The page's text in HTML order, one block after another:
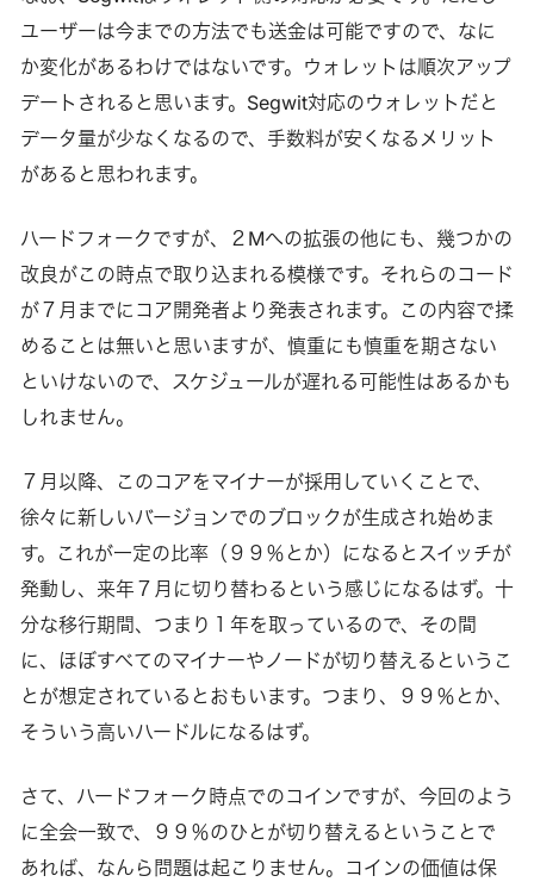
ユーザーは今までの方法でも送金は可能ですので、なに
か変化があるわけではないです。ウォレットは順次アップ
デートされると思います。Segwit対応のウォレットだと
データ量が少なくなるので、手数料が安くなるメリット
があると思われます。
ハードフォークですが、２Mへの拡張の他にも、幾つかの
改良がこの時点で取り込まれる模様です。それらのコード
が７月までにコア開発者より発表されます。この内容で揉
めることは無いと思いますが、慎重にも慎重を期さない
といけないので、スケジュールが遅れる可能性はあるかも
しれません。
７月以降、このコアをマイナーが採用していくことで、
徐々に新しいバージョンでのブロックが生成され始めま
す。これが一定の比率（９９％とか）になるとスイッチが
発動し、来年７月に切り替わるという感じになるはず。十
分な移行期間、つまり１年を取っているので、その間
に、ほぼすべてのマイナーやノードが切り替えるというこ
とが想定されているとおもいます。つまり、９９％とか、
そういう高いハードルになるはず。
さて、ハードフォーク時点でのコインですが、今回のよう
に全会一致で、９９％のひとが切り替えるということで
あれば、なんら問題は起こりません。コインの価値は保